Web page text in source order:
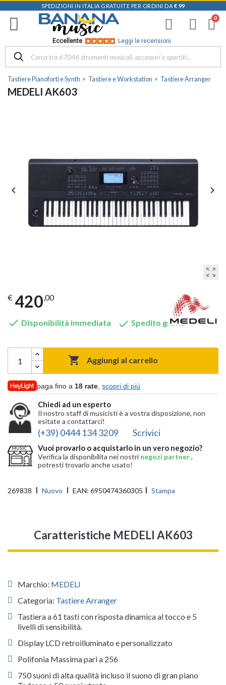
SPEDIZIONI IN ITALIA GRATUITE PER ORDINI DA € 99
Eccellente Leggi le recensioni
Tastiere Pianoforti e Synth Tastiere e Workstation Tastiere Arranger
MEDELI AK603
zoom_out_map
 
€ 420,00
 Disponibilità immediata  Spedito gratis
 Aggiungi al carrello
paga fino a 18 rate ,scopri di più
Chiedi ad un esperto
Il nostro staff di musicisti è a vostra disposizione, non
esitate a contattarci!
(+39) 0444 134 3209 Scrivici
Vuoi provarlo o acquistarlo in un vero negozio?
Verifica la disponibilita nei nostri negozi partner,
potresti trovarlo anche usato!
269838 Nuovo EAN: 6950474360305 Stampa
Caratteristiche MEDELI AK603
Marchio: MEDELI
Categoria: Tastiere Arranger
Tastiera a 61 tasti con risposta dinamica al tocco e 5
livelli di sensibilità.
Display LCD retroilluminato e personalizzato
Polifonia Massima pari a 256
750 suoni di alta qualità incluso il suono di gran piano